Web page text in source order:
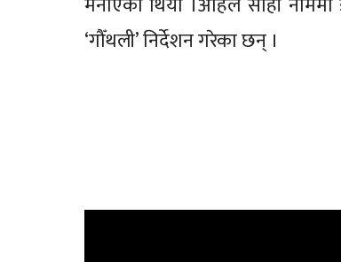
‘गौँथली’ निर्देशन गरेका छन् ।